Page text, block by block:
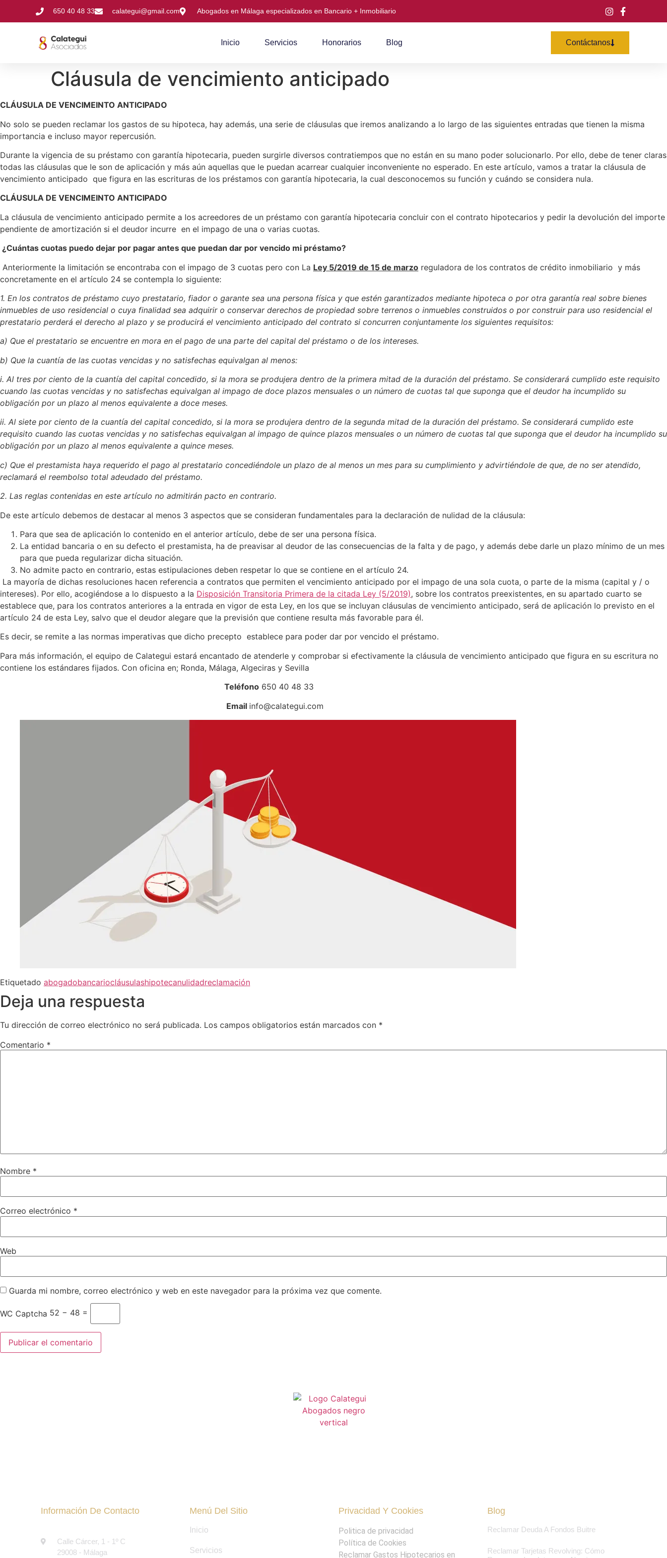
650 40 48 33 calategui@gmail.com Abogados en Málaga especializados en Bancario + Inmobiliario
Inicio Servicios Honorarios Blog Contáctanos
Cláusula de vencimiento anticipado
CLÁUSULA DE VENCIMEINTO ANTICIPADO
No solo se pueden reclamar los gastos de su hipoteca, hay además, una serie de cláusulas que iremos analizando a lo largo de las siguientes entradas que tienen la misma
importancia e incluso mayor repercusión.
Durante la vigencia de su préstamo con garantía hipotecaria, pueden surgirle diversos contratiempos que no están en su mano poder solucionarlo. Por ello, debe de tener claras
todas las cláusulas que le son de aplicación y más aún aquellas que le puedan acarrear cualquier inconveniente no esperado. En este artículo, vamos a tratar la cláusula de
vencimiento anticipado que figura en las escrituras de los préstamos con garantía hipotecaria, la cual desconocemos su función y cuándo se considera nula.
CLÁUSULA DE VENCIMEINTO ANTICIPADO
La cláusula de vencimiento anticipado permite a los acreedores de un préstamo con garantía hipotecaria concluir con el contrato hipotecarios y pedir la devolución del importe
pendiente de amortización si el deudor incurre en el impago de una o varias cuotas.
¿Cuántas cuotas puedo dejar por pagar antes que puedan dar por vencido mi préstamo?
Anteriormente la limitación se encontraba con el impago de 3 cuotas pero con La Ley 5/2019 de 15 de marzo reguladora de los contratos de crédito inmobiliario y más
concretamente en el artículo 24 se contempla lo siguiente:
1. En los contratos de préstamo cuyo prestatario, fiador o garante sea una persona física y que estén garantizados mediante hipoteca o por otra garantía real sobre bienes
inmuebles de uso residencial o cuya finalidad sea adquirir o conservar derechos de propiedad sobre terrenos o inmuebles construidos o por construir para uso residencial el
prestatario perderá el derecho al plazo y se producirá el vencimiento anticipado del contrato si concurren conjuntamente los siguientes requisitos:
a) Que el prestatario se encuentre en mora en el pago de una parte del capital del préstamo o de los intereses.
b) Que la cuantía de las cuotas vencidas y no satisfechas equivalgan al menos:
i. Al tres por ciento de la cuantía del capital concedido, si la mora se produjera dentro de la primera mitad de la duración del préstamo. Se considerará cumplido este requisito
cuando las cuotas vencidas y no satisfechas equivalgan al impago de doce plazos mensuales o un número de cuotas tal que suponga que el deudor ha incumplido su
obligación por un plazo al menos equivalente a doce meses.
ii. Al siete por ciento de la cuantía del capital concedido, si la mora se produjera dentro de la segunda mitad de la duración del préstamo. Se considerará cumplido este
requisito cuando las cuotas vencidas y no satisfechas equivalgan al impago de quince plazos mensuales o un número de cuotas tal que suponga que el deudor ha incumplido su
obligación por un plazo al menos equivalente a quince meses.
c) Que el prestamista haya requerido el pago al prestatario concediéndole un plazo de al menos un mes para su cumplimiento y advirtiéndole de que, de no ser atendido,
reclamará el reembolso total adeudado del préstamo.
2. Las reglas contenidas en este artículo no admitirán pacto en contrario.
De este artículo debemos de destacar al menos 3 aspectos que se consideran fundamentales para la declaración de nulidad de la cláusula:
Para que sea de aplicación lo contenido en el anterior artículo, debe de ser una persona física.
La entidad bancaria o en su defecto el prestamista, ha de preavisar al deudor de las consecuencias de la falta y de pago, y además debe darle un plazo mínimo de un mes
para que pueda regularizar dicha situación.
No admite pacto en contrario, estas estipulaciones deben respetar lo que se contiene en el artículo 24.
La mayoría de dichas resoluciones hacen referencia a contratos que permiten el vencimiento anticipado por el impago de una sola cuota, o parte de la misma (capital y / o
intereses). Por ello, acogiéndose a lo dispuesto a la Disposición Transitoria Primera de la citada Ley (5/2019), sobre los contratos preexistentes, en su apartado cuarto se
establece que, para los contratos anteriores a la entrada en vigor de esta Ley, en los que se incluyan cláusulas de vencimiento anticipado, será de aplicación lo previsto en el
artículo 24 de esta Ley, salvo que el deudor alegare que la previsión que contiene resulta más favorable para él.
Es decir, se remite a las normas imperativas que dicho precepto establece para poder dar por vencido el préstamo.
Para más información, el equipo de Calategui estará encantado de atenderle y comprobar si efectivamente la cláusula de vencimiento anticipado que figura en su escritura no
contiene los estándares fijados. Con oficina en; Ronda, Málaga, Algeciras y Sevilla
Teléfono 650 40 48 33
Email info@calategui.com
Etiquetado abogadobancariocláusulashipotecanulidadreclamación
Deja una respuesta
Tu dirección de correo electrónico no será publicada. Los campos obligatorios están marcados con *
Comentario *
Nombre *
Correo electrónico *
Web
Guarda mi nombre, correo electrónico y web en este navegador para la próxima vez que comente.
WC Captcha 52 − 48 =
Información De Contacto
Calle Cárcer, 1 - 1º C
29008 - Málaga
Menú Del Sitio
Inicio
Servicios
Privacidad Y Cookies
Politica de privacidad
Política de Cookies
Reclamar Gastos Hipotecarios en
Blog
Reclamar Deuda A Fondos Buitre
Reclamar Tarjetas Revolving: Cómo